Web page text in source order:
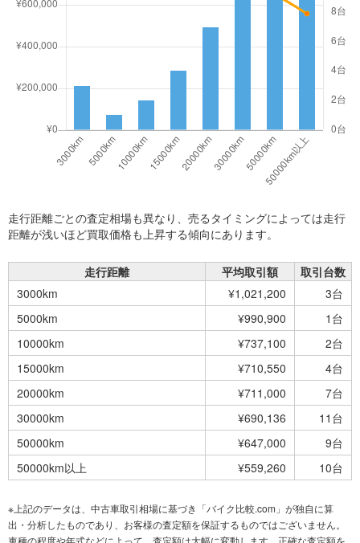
走行距離ごとの査定相場も異なり、売るタイミングによっては走行
距離が浅いほど買取価格も上昇する傾向にあります。
走行距離 平均取引額
取引台数
3000km
¥1,021,200
3台
5000km
¥990,900
1台
10000km
¥737,100
2台
15000km
¥710,550
4台
20000km
¥711,000
7台
30000km
¥690,136
11台
50000km
¥647,000
9台
50000km以上
¥559,260 10台
※上記のデータは、中古車取引相場に基づき「バイク比較.com」が独自に算
出・分析したものであり、お客様の査定額を保証するものではございません。